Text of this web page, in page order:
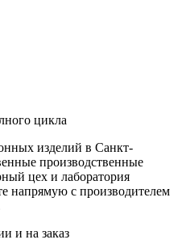
цикла
изделий в Санкт-
производственные
цех и лаборатория
напрямую с производителем
и на заказ